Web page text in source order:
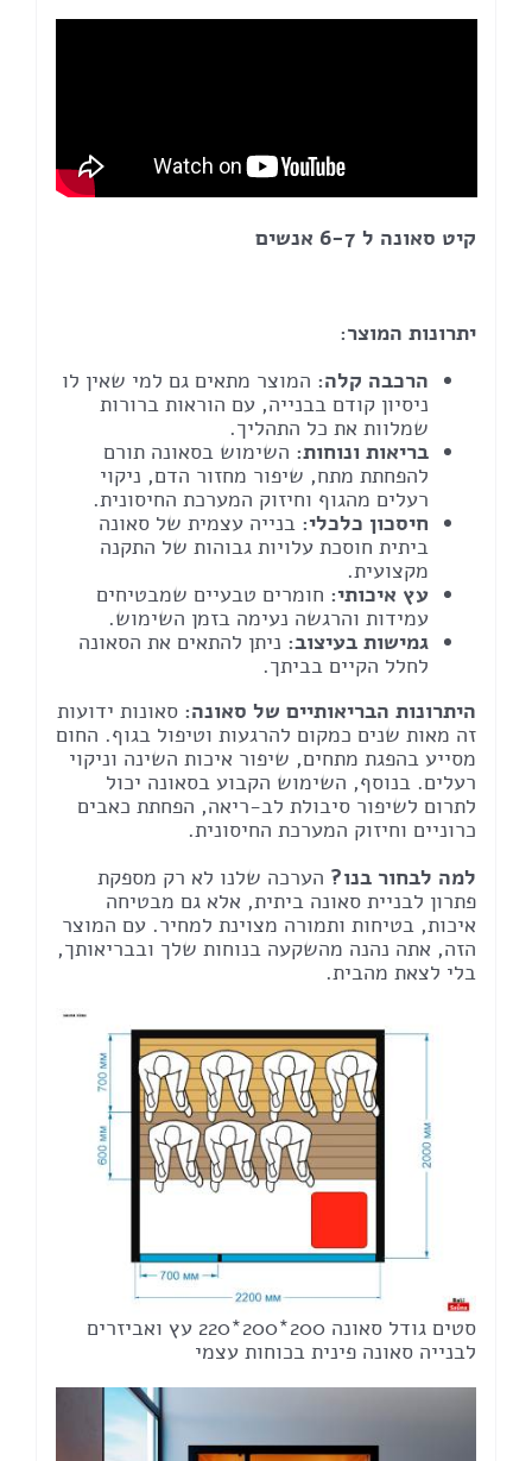
קיט סאונה ל 6-7 אנשים
יתרונות המוצר:
הרכבה קלה: המוצר מתאים גם למי שאין לו
ניסיון קודם בבנייה, עם הוראות ברורות
שמלוות את כל התהליך.
בריאות ונוחות: השימוש בסאונה תורם
להפחתת מתח, שיפור מחזור הדם, ניקוי
רעלים מהגוף וחיזוק המערכת החיסונית.
חיסכון כלכלי: בנייה עצמית של סאונה
ביתית חוסכת עלויות גבוהות של התקנה
מקצועית.
עץ איכותי: חומרים טבעיים שמבטיחים
עמידות והרגשה נעימה בזמן השימוש.
גמישות בעיצוב: ניתן להתאים את הסאונה
לחלל הקיים בביתך.
היתרונות הבריאותיים של סאונה: סאונות ידועות
זה מאות שנים כמקום להרגעות וטיפול בגוף. החום
מסייע בהפגת מתחים, שיפור איכות השינה וניקוי
רעלים. בנוסף, השימוש הקבוע בסאונה יכול
לתרום לשיפור סיבולת לב-ריאה, הפחתת כאבים
כרוניים וחיזוק המערכת החיסונית.
למה לבחור בנו? הערכה שלנו לא רק מספקת
פתרון לבניית סאונה ביתית, אלא גם מבטיחה
איכות, בטיחות ותמורה מצוינת למחיר. עם המוצר
הזה, אתה נהנה מהשקעה בנוחות שלך ובבריאותך,
בלי לצאת מהבית.
סטים גודל סאונה 200*200*220 עץ ואביזרים
לבנייה סאונה פינית בכוחות עצמי